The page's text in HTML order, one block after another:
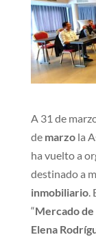
A 31 de
de marzola
ha vuelto a
destinado a
inmobiliario.
“Mercado de
Elena